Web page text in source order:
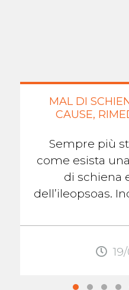
MAL DI
CAUSE,
Sempre più
come esista
di schiena
dell’ileopsoas.